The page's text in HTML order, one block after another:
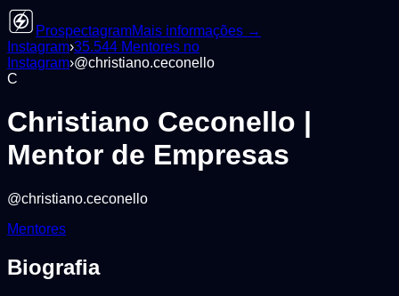
ProspectagramMais informações →
Instagram›35.544 Mentores no
Instagram›@christiano.ceconello
C
Christiano Ceconello |
Mentor de Empresas
@christiano.ceconello
Mentores
Biografia